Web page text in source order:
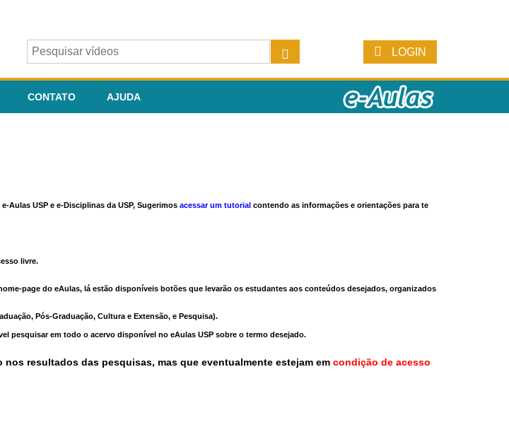
LOGIN
CONTATO AJUDA
Aulas USP e e-Disciplinas da USP, Sugerimos acessar um tutorial contendo as informações e orientações para te
livre.
page do eAulas, lá estão disponíveis botões que levarão os estudantes aos conteúdos desejados, organizados
Pós-Graduação, Cultura e Extensão, e Pesquisa).
pesquisar em todo o acervo disponível no eAulas USP sobre o termo desejado.
resultados das pesquisas, mas que eventualmente estejam em condição de acesso